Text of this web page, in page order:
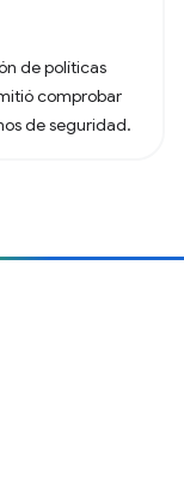
de políticas
comprobar
de seguridad.